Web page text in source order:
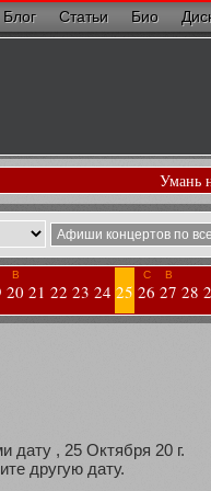
Блог Статьи Био
Умань
Афиши концертов по
В
20 21 22 23 24 25
С
26
В
27 28
дату , 25 Октября 20 г.
другую дату.